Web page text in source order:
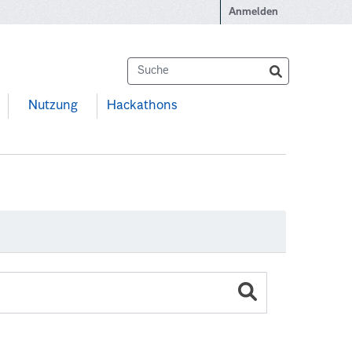
Anmelden
Nutzung Hackathons